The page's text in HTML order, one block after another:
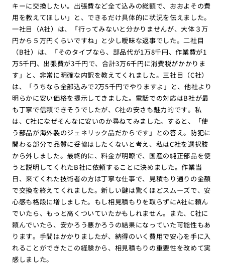
キーに交換したい。出張費など全て込みの総額で、おおよその費
用を教えてほしい」と、できるだけ具体的に状況を伝えました。
一社目（A社）は、「行ってみないと分かりませんが、大体３万
円から５万円くらいですね」と少し曖昧な返事でした。二社目
（B社）は、「そのタイプなら、部品代が1万8千円、作業費が1
万5千円、出張費が3千円で、合計3万6千円に消費税がかかりま
す」と、非常に明確な内訳を教えてくれました。三社目（C社）
は、「うちなら全部込みで2万5千円でやりますよ」と、他社より
明らかに安い価格を提示してきました。電話での対応はB社が最
も丁寧で信頼できそうでしたが、C社の安さも魅力的です。私
は、C社になぜそんなに安いのか尋ねてみました。すると、「使
う部品が海外製のジェネリック品だからです」との答え。防犯に
関わる部分で品質に妥協はしたくないと考え、私はC社を選択肢
から外しました。最終的に、料金が明瞭で、国産の純正部品を使
うと説明してくれたB社に依頼することに決めました。作業当
日、来てくれた技術者の方は丁寧な仕事で、見積もり通りの金額
で交換を終えてくれました。新しい鍵は驚くほどスムーズで、安
心感も格段に増しました。もし相見積もりを取らずにA社に頼ん
でいたら、もっと高くついていたかもしれません。また、C社に
頼んでいたら、安かろう悪かろうの結果になっていた可能性もあ
ります。手間はかかりましたが、納得のいく費用で安心を手に入
れることができたこの経験から、相見積もりの重要性を改めて実
感しました。